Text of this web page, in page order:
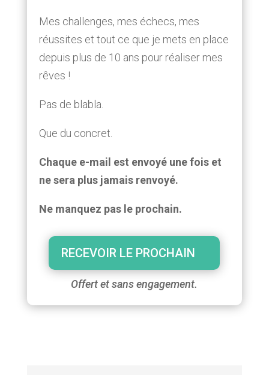
Mes challenges, mes échecs, mes
réussites et tout ce que je mets en place
depuis plus de 10 ans pour réaliser mes
rêves !
Pas de blabla.
Que du concret.
Chaque e-mail est envoyé une fois et
ne sera plus jamais renvoyé.
Ne manquez pas le prochain.
RECEVOIR LE PROCHAIN
Offert et sans engagement.